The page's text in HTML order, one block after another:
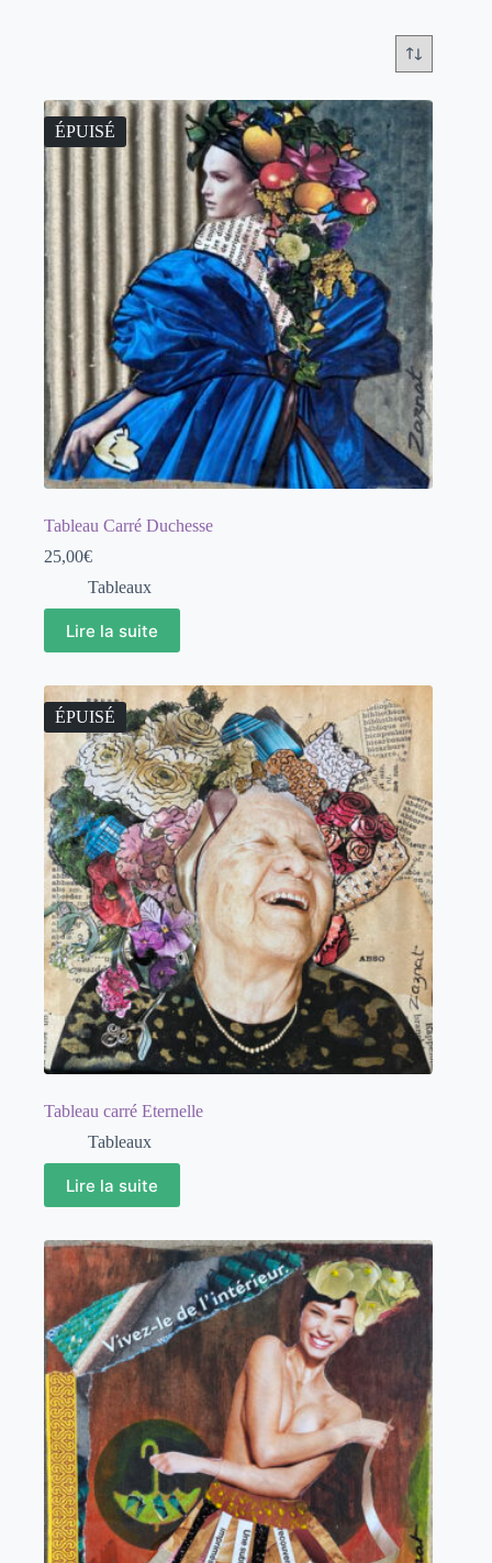
ÉPUISÉ
Tableau Carré Duchesse
25,00€
Tableaux
Lire la suite
ÉPUISÉ
Tableau carré Eternelle
Tableaux
Lire la suite